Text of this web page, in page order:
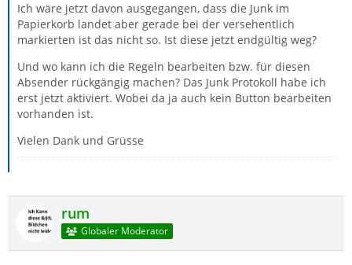
Ich wäre jetzt davon ausgegangen, dass die Junk im
Papierkorb landet aber gerade bei der versehentlich
markierten ist das nicht so. Ist diese jetzt endgültig weg?
Und wo kann ich die Regeln bearbeiten bzw. für diesen
Absender rückgängig machen? Das Junk Protokoll habe ich
erst jetzt aktiviert. Wobei da ja auch kein Button bearbeiten
vorhanden ist.
Vielen Dank und Grüsse
rum
Globaler Moderator